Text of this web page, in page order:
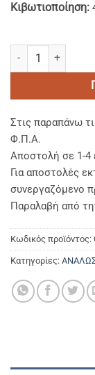
Κιβωτιοποίηση:
PET Παρ/μα
Στις παραπάνω
Φ.Π.Α.
Αποστολή σε 1-4
Για αποστολές
συνεργαζόμενο
Παραλαβή από
Κωδικός προϊόντος:
Κατηγορίες: